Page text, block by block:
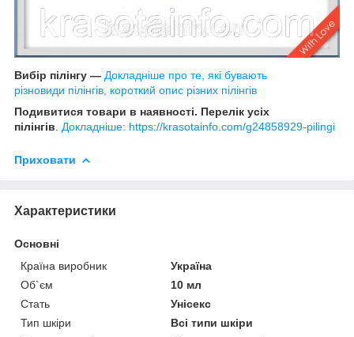
Вибір пілінгу — Докладніше про те, які бувають
різновиди пілінгів, короткий опис різних пілінгів
Подивитися товари в наявності. Перелік усіх
пілінгів
Докладніше: https://krasotainfo.com/g24858929-pilingi
Приховати
Характеристики
Основні
Країна виробник
Україна
Об`єм
10 мл
Стать
Унісекс
Тип шкіри
Всі типи шкіри